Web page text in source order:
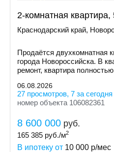
2-комнатная
Краснодарский край,
Продаётся двухкомнатная
города Новороссийска. В
ремонт, квартира
06.08.2026
27 просмотров, 7 за сегодня
номер объекта 106082361
8 600 000 руб.
165 385 руб./м2
В ипотеку от 10 000 р/мес